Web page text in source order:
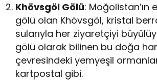
Khövsgöl Gölü: Moğolistan’ın
gölü olan Khövsgöl, kristal
sularıyla her ziyaretçiyi
gölü olarak bilinen bu doğa
çevresindeki yemyeşil
kartpostal gibi.